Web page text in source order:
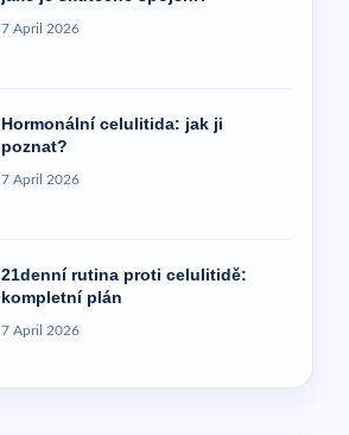
7 April 2026
Hormonální celulitida: jak ji
poznat?
7 April 2026
21denní rutina proti celulitidě:
kompletní plán
7 April 2026